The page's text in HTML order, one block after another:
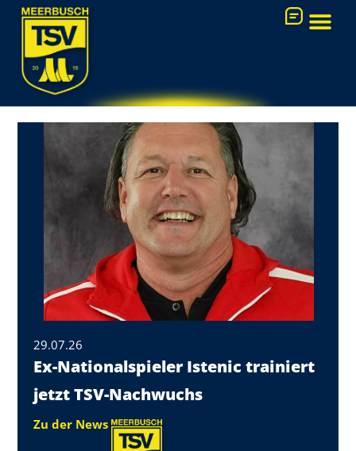
Zum
springen
29.07.26
Ex-Nationalspieler Istenic trainiert
jetzt TSV-Nachwuchs
Zu der News